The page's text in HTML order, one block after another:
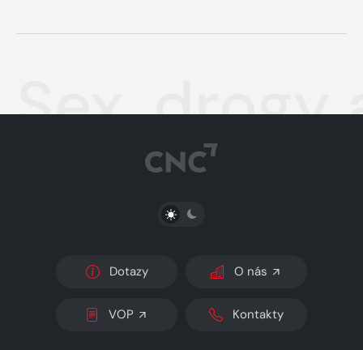
Sex, drogy
PŘEPNOUT SVĚTLÝ/TMAVÝ REŽIM
Dotazy O nás
VOP Kontakty